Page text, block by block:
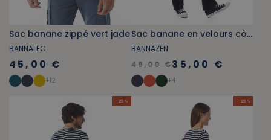
Sac banane zippé vert jade
BANNALEC
45,00 €
+12
Sac banane en velours côtelé orange tuile
BANNAZEN
49,00 €35,00 €
+4
- 29 % - 29 %